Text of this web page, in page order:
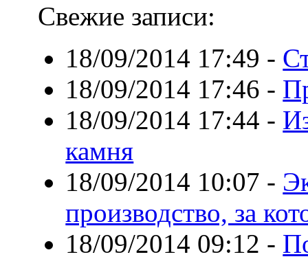
Свежие записи:
18/09/2014 17:49 -
18/09/2014 17:46 -
18/09/2014 17:44 -
камня
18/09/2014 10:07 -
производство, за
18/09/2014 09:12 -